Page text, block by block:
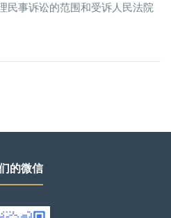
民事诉讼的范围和受诉人民法院
的微信